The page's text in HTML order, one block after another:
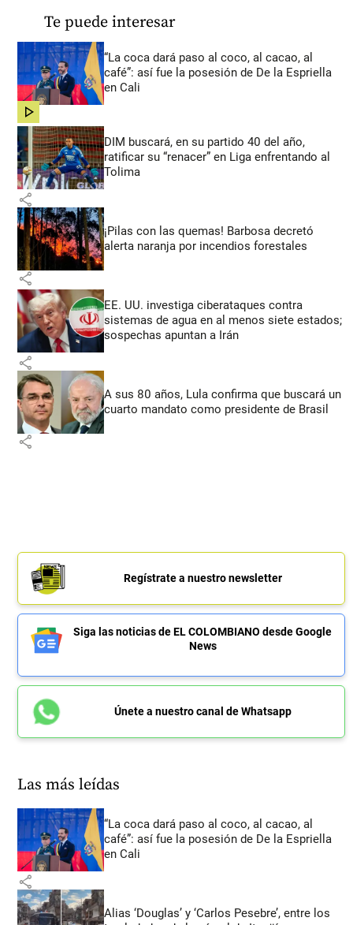
Te puede interesar
“La coca dará paso al coco, al cacao, al
café”: así fue la posesión de De la Espriella
en Cali
share
DIM buscará, en su partido 40 del año,
ratificar su “renacer” en Liga enfrentando al
Tolima
share
¡Pilas con las quemas! Barbosa decretó
alerta naranja por incendios forestales
share
EE. UU. investiga ciberataques contra
sistemas de agua en al menos siete estados;
sospechas apuntan a Irán
share
A sus 80 años, Lula confirma que buscará un
cuarto mandato como presidente de Brasil
share
Regístrate a nuestro newsletter
Siga las noticias de EL COLOMBIANO desde Google
News
Únete a nuestro canal de Whatsapp
Las más leídas
“La coca dará paso al coco, al cacao, al
café”: así fue la posesión de De la Espriella
en Cali
share
Alias ‘Douglas’ y ‘Carlos Pesebre’, entre los